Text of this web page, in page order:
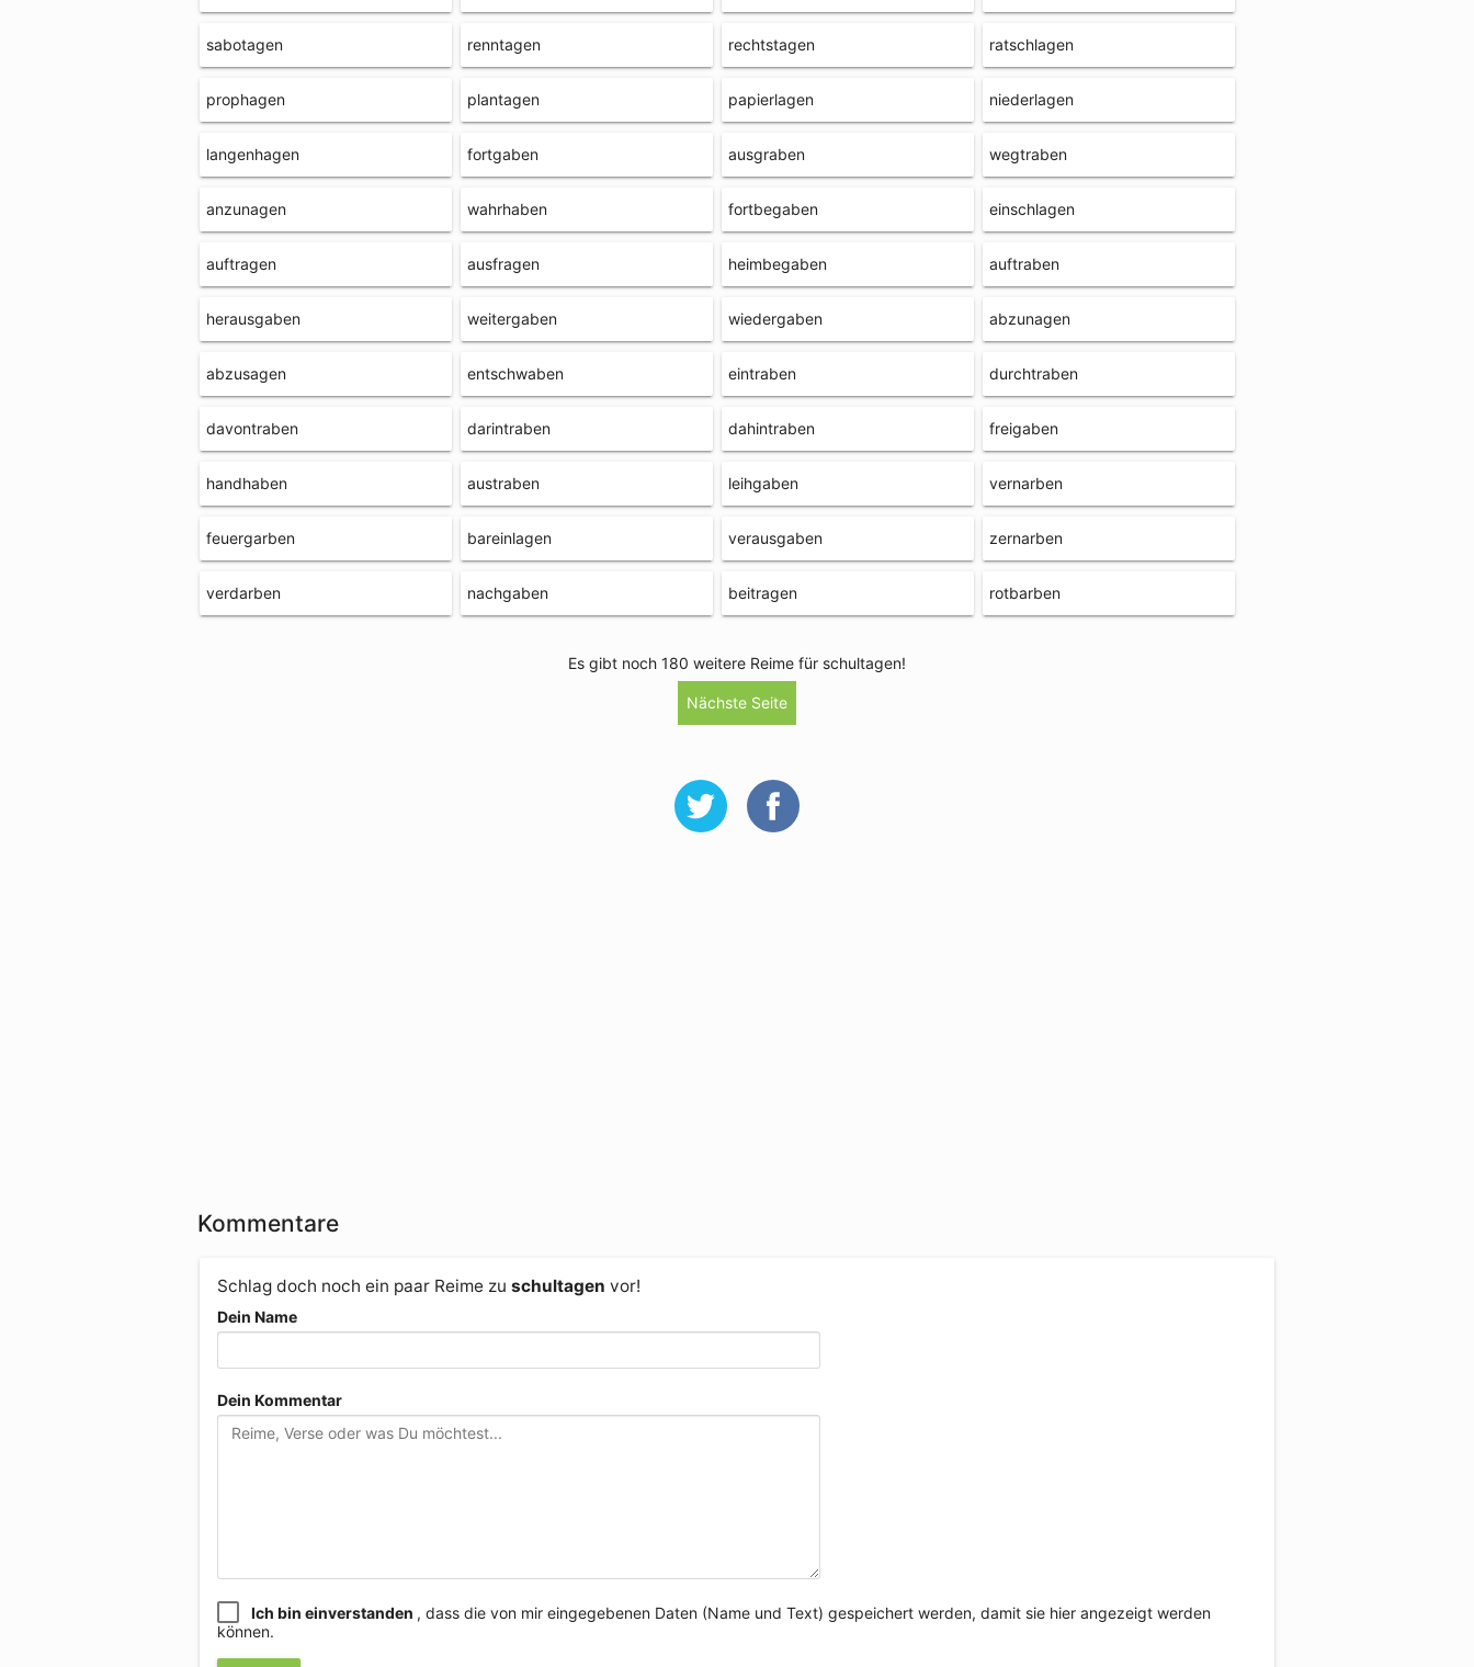
sabotagen renntagen rechtstagen ratschlagen
prophagen plantagen papierlagen niederlagen
langenhagen fortgaben ausgraben wegtraben
anzunagen wahrhaben fortbegaben einschlagen
auftragen ausfragen heimbegaben auftraben
herausgaben weitergaben wiedergaben abzunagen
abzusagen entschwaben eintraben durchtraben
davontraben darintraben dahintraben freigaben
handhaben austraben leihgaben vernarben
feuergarben bareinlagen verausgaben zernarben
verdarben nachgaben beitragen rotbarben
Es gibt noch 180 weitere Reime für schultagen!
Nächste Seite
Kommentare
Schlag doch noch ein paar Reime zu schultagen vor!
Dein Name
Dein Kommentar
Ich bin einverstanden , dass die von mir eingegebenen Daten (Name und Text) gespeichert werden, damit sie hier angezeigt werden
können.